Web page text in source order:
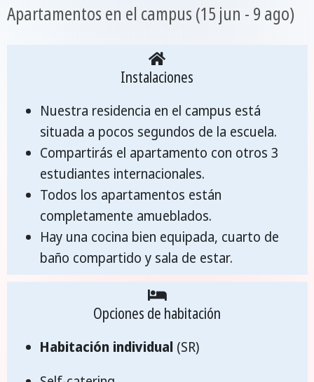
Apartamentos en el campus (15 jun - 9 ago)
Instalaciones
Nuestra residencia en el campus está
situada a pocos segundos de la escuela.
Compartirás el apartamento con otros 3
estudiantes internacionales.
Todos los apartamentos están
completamente amueblados.
Hay una cocina bien equipada, cuarto de
baño compartido y sala de estar.
Opciones de habitación
Habitación individual (SR)